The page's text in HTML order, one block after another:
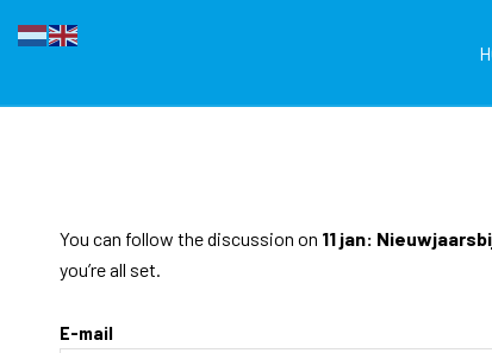
You can follow the discussion on 11 jan:
you’re all set.
E-mail